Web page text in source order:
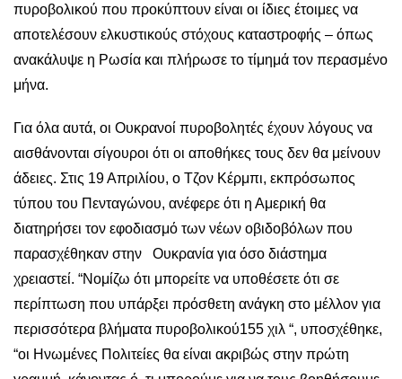
πυροβολικού που προκύπτουν είναι οι ίδιες έτοιμες να
αποτελέσουν ελκυστικούς στόχους καταστροφής – όπως
ανακάλυψε η Ρωσία και πλήρωσε το τίμημά τον περασμένο
μήνα.
Για όλα αυτά, οι Ουκρανοί πυροβολητές έχουν λόγους να
αισθάνονται σίγουροι ότι οι αποθήκες τους δεν θα μείνουν
άδειες. Στις 19 Απριλίου, ο Τζον Κέρμπι, εκπρόσωπος
τύπου του Πενταγώνου, ανέφερε ότι η Αμερική θα
διατηρήσει τον εφοδιασμό των νέων οβιδοβόλων που
παρασχέθηκαν στην Ουκρανία για όσο διάστημα
χρειαστεί. “Νομίζω ότι μπορείτε να υποθέσετε ότι σε
περίπτωση που υπάρξει πρόσθετη ανάγκη στο μέλλον για
περισσότερα βλήματα πυροβολικού155 χιλ “, υποσχέθηκε,
“οι Ηνωμένες Πολιτείες θα είναι ακριβώς στην πρώτη